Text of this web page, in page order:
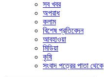
সব খবর
অপরাধ
কলাম
বিশেষ প্রতিবেদন
আবহাওয়া
মিডিয়া
কৃষি
সংবাদ পত্রের পাতা থেকে